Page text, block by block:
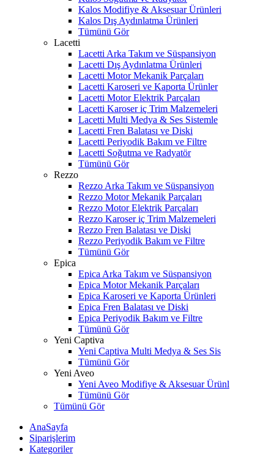
Kalos Modifiye & Aksesuar Ürünleri
Kalos Dış Aydınlatma Ürünleri
Tümünü Gör
Lacetti
Lacetti Arka Takım ve Süspansiyon
Lacetti Dış Aydınlatma Ürünleri
Lacetti Motor Mekanik Parçaları
Lacetti Karoseri ve Kaporta Ürünler
Lacetti Motor Elektrik Parçaları
Lacetti Karoser iç Trim Malzemeleri
Lacetti Multi Medya & Ses Sistemle
Lacetti Fren Balatası ve Diski
Lacetti Periyodik Bakım ve Filtre
Lacetti Soğutma ve Radyatör
Tümünü Gör
Rezzo
Rezzo Arka Takım ve Süspansiyon
Rezzo Motor Mekanik Parçaları
Rezzo Motor Elektrik Parçaları
Rezzo Karoser iç Trim Malzemeleri
Rezzo Fren Balatası ve Diski
Rezzo Periyodik Bakım ve Filtre
Tümünü Gör
Epica
Epica Arka Takım ve Süspansiyon
Epica Motor Mekanik Parçaları
Epica Karoseri ve Kaporta Ürünleri
Epica Fren Balatası ve Diski
Epica Periyodik Bakım ve Filtre
Tümünü Gör
Yeni Captiva
Yeni Captiva Multi Medya & Ses Sis
Tümünü Gör
Yeni Aveo
Yeni Aveo Modifiye & Aksesuar Ürünl
Tümünü Gör
Tümünü Gör
AnaSayfa
Siparişlerim
Kategoriler